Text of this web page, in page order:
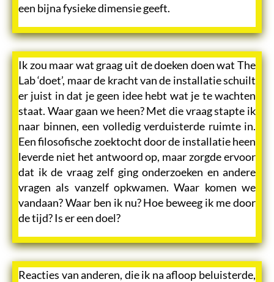
een bijna fysieke dimensie geeft.
Ik zou maar wat graag uit de doeken doen wat The
Lab ‘doet’, maar de kracht van de installatie schuilt
er juist in dat je geen idee hebt wat je te wachten
staat. Waar gaan we heen? Met die vraag stapte ik
naar binnen, een volledig verduisterde ruimte in.
Een filosofische zoektocht door de installatie heen
leverde niet het antwoord op, maar zorgde ervoor
dat ik de vraag zelf ging onderzoeken en andere
vragen als vanzelf opkwamen. Waar komen we
vandaan? Waar ben ik nu? Hoe beweeg ik me door
de tijd? Is er een doel?
Reacties van anderen, die ik na afloop beluisterde,